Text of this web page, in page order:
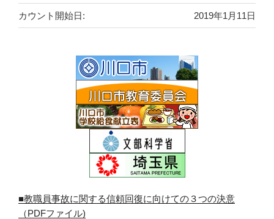
2019年1月11日
カウント開始日:
■教職員事故に関する信頼回復に向けての３つの決意
（PDFファイル)